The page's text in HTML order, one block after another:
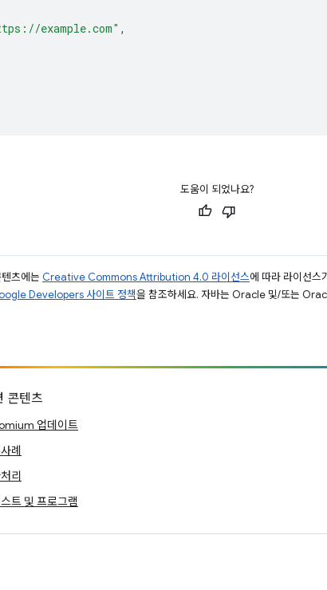
example.com" ,
도움이 되었나요?
츠에는 Creative Commons Attribution 4.0 라이선스에 따라 라이선스
Developers 사이트 정책을 참조하세요. 자바는 Oracle 및/또는
콘텐츠
업데이트
례
리
트 및 프로그램